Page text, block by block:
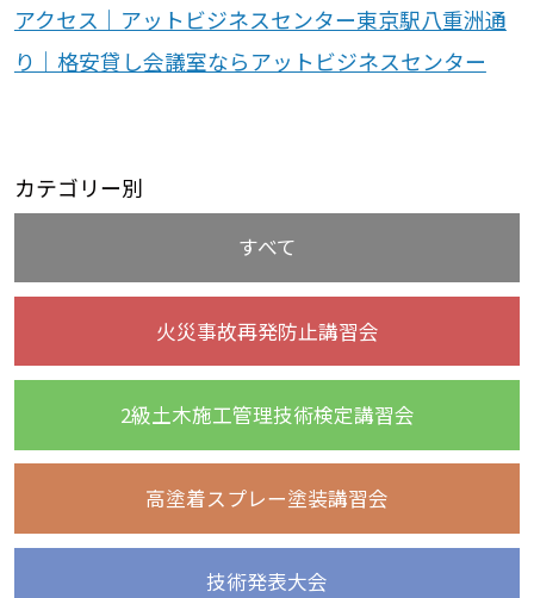
アクセス｜アットビジネスセンター東京駅八重洲通
り｜格安貸し会議室ならアットビジネスセンター
カテゴリー別
すべて
火災事故再発防止講習会
2級土木施工管理技術検定講習会
高塗着スプレー塗装講習会
技術発表大会